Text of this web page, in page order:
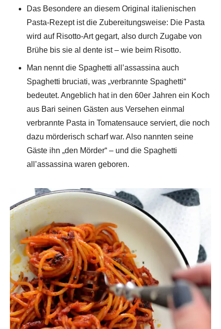
Das Besondere an diesem Original italienischen
Pasta-Rezept ist die Zubereitungsweise: Die Pasta
wird auf Risotto-Art gegart, also durch Zugabe von
Brühe bis sie al dente ist – wie beim Risotto.
Man nennt die Spaghetti all’assassina auch
Spaghetti bruciati, was „verbrannte Spaghetti“
bedeutet. Angeblich hat in den 60er Jahren ein Koch
aus Bari seinen Gästen aus Versehen einmal
verbrannte Pasta in Tomatensauce serviert, die noch
dazu mörderisch scharf war. Also nannten seine
Gäste ihn „den Mörder“ – und die Spaghetti
all’assassina waren geboren.